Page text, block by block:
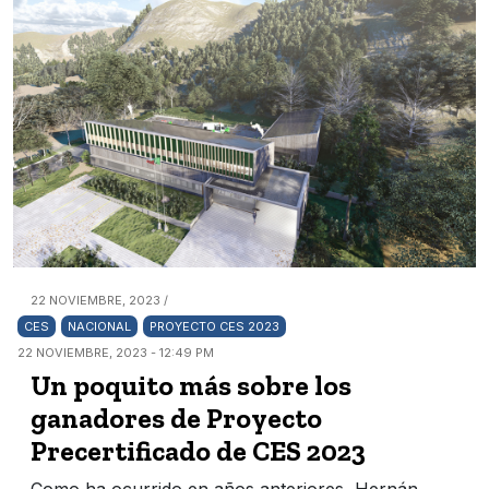
22 NOVIEMBRE, 2023 /
CES
NACIONAL
PROYECTO CES 2023
22 NOVIEMBRE, 2023 - 12:49 PM
Un poquito más sobre los
ganadores de Proyecto
Precertificado de CES 2023